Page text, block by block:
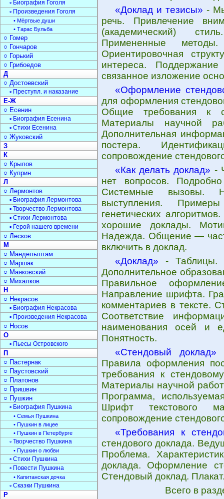
«Доклад и тезисы» -
речь. Привлечение
(академический)
Примененные
Ориентировочная
интереса.
связанное изложение
«Оформление
для оформления
Общие требования к
Материалы научной
Дополнительная
постера.
сопровождение
«Как делать доклад» -
нет вопросов.
Системные вызовы.
выступления.
генетических
хорошие доклады.
Надежда. Общение —
включить в доклад.
«Доклад» - Таблицы.
Дополнительное
Правильное
Направление шрифта.
комментариев в тексте.
Соответствие
наименования осей и
Понятность.
«Стендовый доклад»
Правила оформления
требования к
Материалы научной
Программа,
Шрифт текстового
сопровождение
«Требования к
стендового доклада.
Проблема.
доклада. Оформление
Стендовый доклад.
Всего в
▫ Биография Гоголя
▫ Произведения Гоголя
• Мёртвые души
• Тарас Бульба
○ Гомер
○ Гончаров
○ Горький
○ Грибоедов
Д
○ Достоевский
▫ Преступл. и наказание
Е-Ж
○ Есенин
▫ Биография Есенина
▫ Стихи Есенина
○ Жуковский
З
К
○ Крылов
○ Куприн
Л
○ Лермонтов
▫ Биография Лермонтова
▫ Творчество Лермонтова
▫ Стихи Лермонтова
▫ Герой нашего времени
○ Лесков
М
○ Мандельштам
○ Маршак
○ Маяковский
○ Михалков
Н
○ Некрасов
▫ Биография Некрасова
▫ Произведения Некрасова
○ Носов
О
▫ Пьесы Островского
П
○ Пастернак
○ Паустовский
○ Платонов
○ Пришвин
○ Пушкин
▫ Биография Пушкина
• Семья Пушкина
• Пушкин в лицее
• Пушкин в Петербурге
▫ Творчество Пушкина
• Пушкин о любви
▫ Стихи Пушкина
▫ Повести Пушкина
• Капитанская дочка
▫ Сказки Пушкина
Р